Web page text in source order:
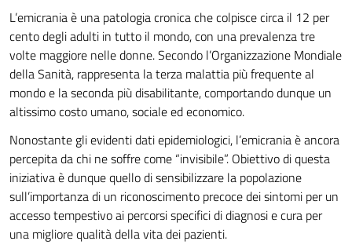
L’emicrania è una patologia cronica che colpisce circa il 12 per
cento degli adulti in tutto il mondo, con una prevalenza tre
volte maggiore nelle donne. Secondo l’Organizzazione Mondiale
della Sanità, rappresenta la terza malattia più frequente al
mondo e la seconda più disabilitante, comportando dunque un
altissimo costo umano, sociale ed economico.
Nonostante gli evidenti dati epidemiologici, l’emicrania è ancora
percepita da chi ne soffre come “invisibile”. Obiettivo di questa
iniziativa è dunque quello di sensibilizzare la popolazione
sull’importanza di un riconoscimento precoce dei sintomi per un
accesso tempestivo ai percorsi specifici di diagnosi e cura per
una migliore qualità della vita dei pazienti.